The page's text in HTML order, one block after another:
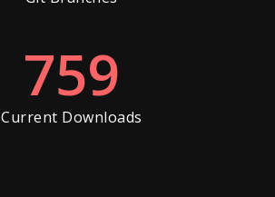
759
Current Downloads